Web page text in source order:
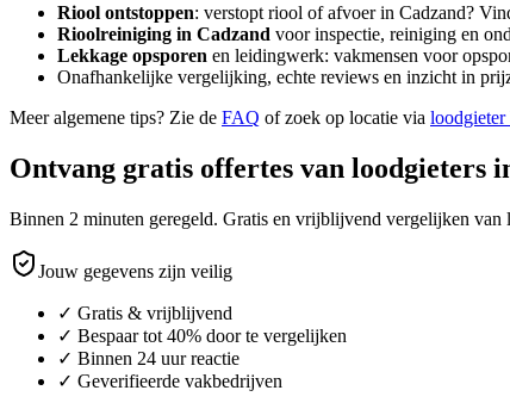
Riool ontstoppen: verstopt riool of afvoer in Cadzand?
Rioolreiniging in Cadzand voor inspectie, reiniging en
Lekkage opsporen en leidingwerk: vakmensen voor
Onafhankelijke vergelijking, echte reviews en inzicht in
Meer algemene tips? Zie de FAQ of zoek op locatie via
Ontvang gratis offertes van loodgieters
Binnen 2 minuten geregeld. Gratis en vrijblijvend vergelijken van
Jouw gegevens zijn veilig
✓ Gratis & vrijblijvend
✓ Bespaar tot 40% door te vergelijken
✓ Binnen 24 uur reactie
✓ Geverifieerde vakbedrijven